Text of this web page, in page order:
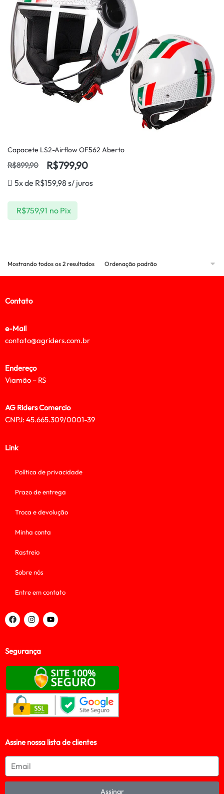
Capacete LS2-Airflow OF562 Aberto
R$899,90 R$799,90
5x de R$159,98 s/ juros
R$759,91 no Pix
Mostrando todos os 2 resultados
Contato
e-Mail
contato@agriders.com.br
Endereço
Viamão – RS
AG Riders Comercio
CNPJ: 45.665.309/0001-39
Link
Política de privacidade
Prazo de entrega
Troca e devolução
Minha conta
Rastreio
Sobre nós
Entre em contato
Segurança
Assine nossa lista de clientes
Assinar